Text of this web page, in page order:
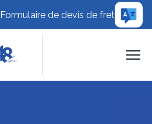
Formulaire de devis de fret